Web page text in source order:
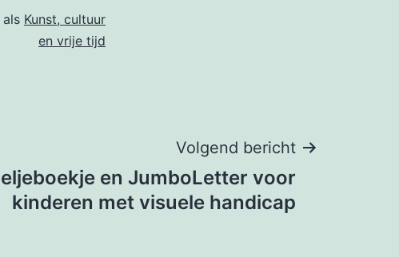
Kunst, cultuur
en vrije tijd
Volgend bericht
en JumboLetter voor
kinderen met visuele handicap